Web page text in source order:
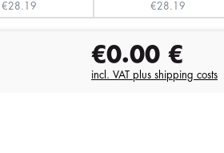
€28.19 €28.19
€0.00 €
incl. VAT plus shipping costs